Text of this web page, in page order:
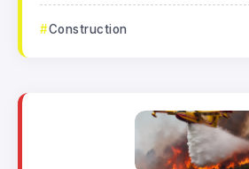
Construction